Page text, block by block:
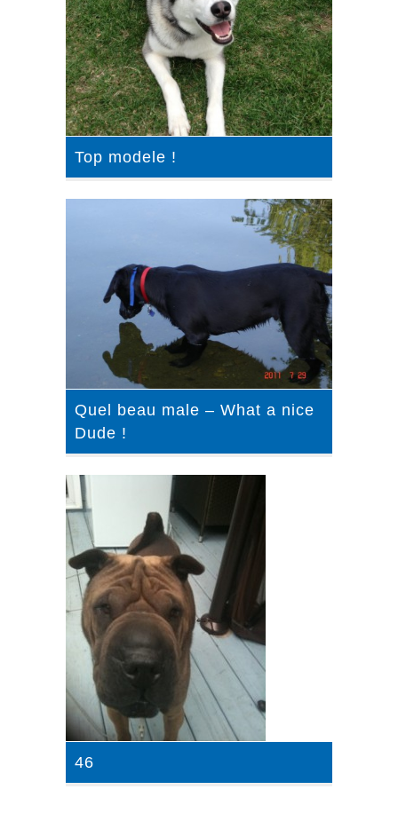
Top modele !
Quel beau male – What a nice
Dude !
46